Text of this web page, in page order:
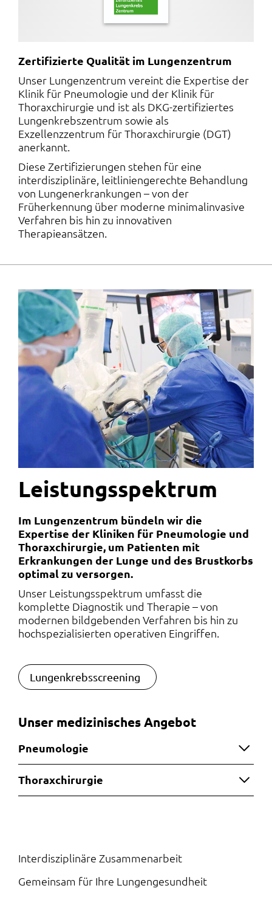
Zertifizierte Qualität im Lungenzentrum
Unser Lungenzentrum vereint die Expertise der
Klinik für Pneumologie und der Klinik für
Thoraxchirurgie und ist als DKG-zertifiziertes
Lungenkrebszentrum sowie als
Exzellenzzentrum für Thoraxchirurgie (DGT)
anerkannt.
Diese Zertifizierungen stehen für eine
interdisziplinäre, leitliniengerechte Behandlung
von Lungenerkrankungen – von der
Früherkennung über moderne minimalinvasive
Verfahren bis hin zu innovativen
Therapieansätzen.
Leistungs­spektrum
Im Lungenzentrum bündeln wir die
Expertise der Kliniken für Pneumologie und
Thoraxchirurgie, um Patienten mit
Erkrankungen der Lunge und des Brustkorbs
optimal zu versorgen.
Unser Leistungsspektrum umfasst die
komplette Diagnostik und Therapie – von
modernen bildgebenden Verfahren bis hin zu
hochspezialisierten operativen Eingriffen.
Lungenkrebsscreening
Unser medizinisches Angebot
Pneumologie
Thoraxchirurgie
Interdisziplinäre Zusammenarbeit
:Gemeinsam für Ihre Lungen­gesundheit